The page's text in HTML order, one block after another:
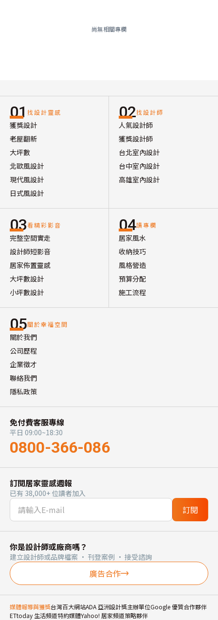
尚無相關專欄
01 找設計靈感
獲獎設計
老屋翻新
大坪數
北歐風設計
現代風設計
日式風設計
02找設計師
人氣設計師
獲獎設計師
台北室內設計
台中室內設計
高雄室內設計
03看精彩影音
完整空間實走
設計師短影音
居家佈置靈感
大坪數設計
小坪數設計
04讀專欄
居家風水
收納技巧
風格營造
預算分配
施工流程
05關於幸福空間
關於我們
公司歷程
企業徵才
聯絡我們
隱私政策
免付費客服專線
平日 09:00~18:30
0800-366-086
訂閱居家靈感週報
已有 38,000+ 位讀者加入
訂閱
你是設計師或廠商嗎？
建立設計師或品牌檔案 · 刊登案例 · 接受諮詢
廣告合作
媒體報導與獲獎台灣百大網站ADA 亞洲設計獎主辦單位Google 優質合作夥伴
ETtoday 生活頻道特約媒體Yahoo! 居家頻道策略夥伴